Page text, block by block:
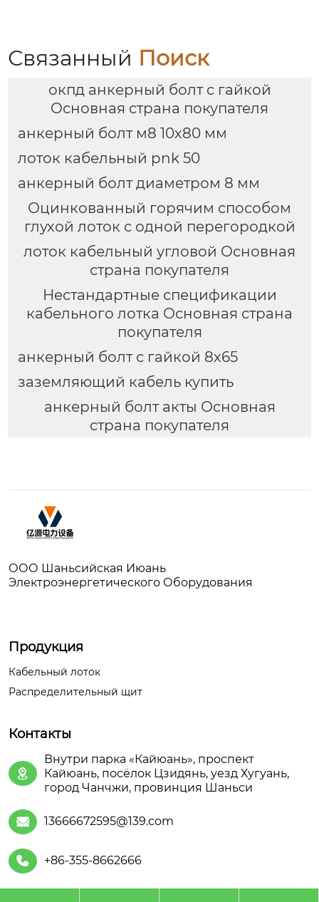
Связанный Поиск
окпд анкерный болт с гайкой
Основная страна покупателя
анкерный болт м8 10х80 мм
лоток кабельный pnk 50
анкерный болт диаметром 8 мм
Оцинкованный горячим способом
глухой лоток с одной перегородкой
лоток кабельный угловой Основная
страна покупателя
Нестандартные спецификации
кабельного лотка Основная страна
покупателя
анкерный болт с гайкой 8х65
заземляющий кабель купить
анкерный болт акты Основная
страна покупателя
ООО Шаньсийская Июань
Электроэнергетического Оборудования
Продукция
Кабельный лоток
Распределительный щит
Контакты

Внутри парка «Кайюань», проспект
Кайюань, посёлок Цзидянь, уезд Хугуань,
город Чанчжи, провинция Шаньси
 13666672595@139.com
 +86-355-8662666